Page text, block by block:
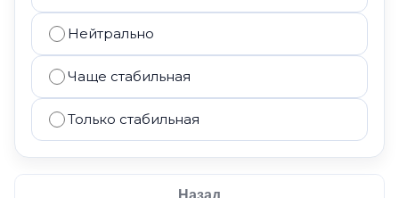
Нейтрально
Чаще стабильная
Только стабильная
Назад